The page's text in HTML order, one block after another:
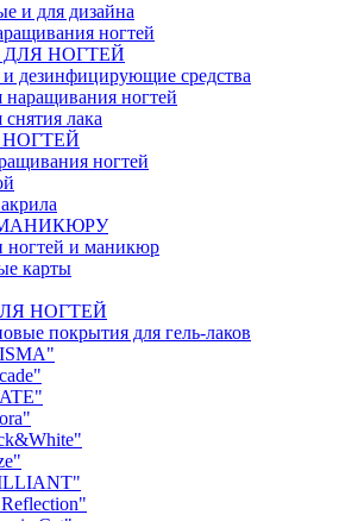
и для дизайна
ногтей
НОГТЕЙ
дезинфицирующие средства
ногтей
лака
ногтей
ногтей и маникюр
карты
НОГТЕЙ
покрытия для гель-лаков